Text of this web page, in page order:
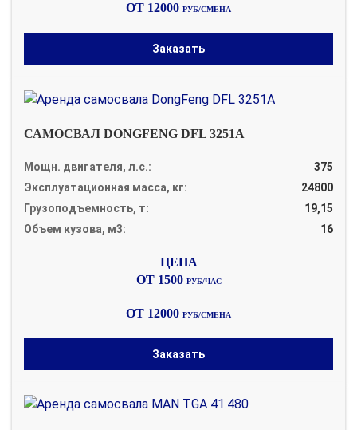
ОТ 12000 РУБ/СМЕНА
Заказать
САМОСВАЛ DONGFENG DFL 3251A
Мощн. двигателя, л.с.:
375
Эксплуатационная масса, кг:
24800
Грузоподъемность, т:
19,15
Объем кузова, м3:
16
ОТ 1500 РУБ/ЧАС
ОТ 12000 РУБ/СМЕНА
Заказать